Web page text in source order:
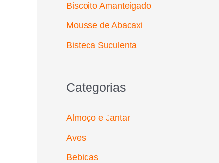
Biscoito Amanteigado
Mousse de Abacaxi
Bisteca Suculenta
Categorias
Almoço e Jantar
Aves
Bebidas